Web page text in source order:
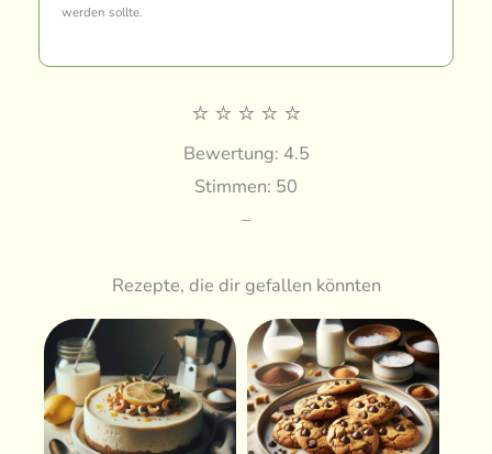
werden sollte.
⭐ ⭐ ⭐ ⭐ ⭐
Bewertung: 4.5
Stimmen: 50
–
Rezepte, die dir gefallen könnten